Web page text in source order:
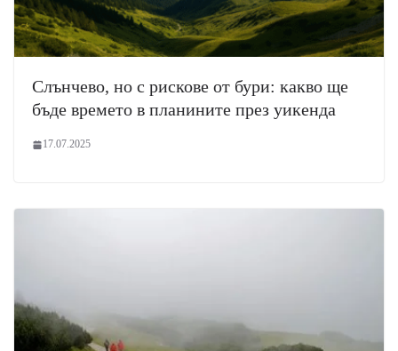
Слънчево, но с рискове от бури: какво ще
бъде времето в планините през уикенда
17.07.2025